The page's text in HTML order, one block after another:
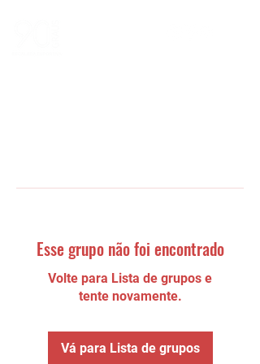
Esse grupo não foi encontrado
Volte para Lista de grupos e
tente novamente.
Vá para Lista de grupos